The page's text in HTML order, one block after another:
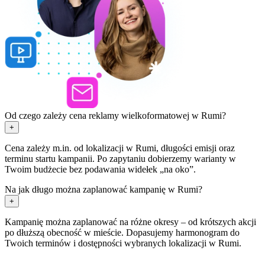
Od czego zależy cena reklamy wielkoformatowej w Rumi?
+
Cena zależy m.in. od lokalizacji w Rumi, długości emisji oraz
terminu startu kampanii. Po zapytaniu dobierzemy warianty w
Twoim budżecie bez podawania widełek „na oko”.
Na jak długo można zaplanować kampanię w Rumi?
+
Kampanię można zaplanować na różne okresy – od krótszych akcji
po dłuższą obecność w mieście. Dopasujemy harmonogram do
Twoich terminów i dostępności wybranych lokalizacji w Rumi.